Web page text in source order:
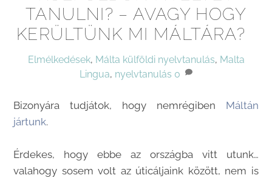
TANULNI? – AVAGY HOGY
KERÜLTÜNK MI MÁLTÁRA?
Elmélkedések, Málta külföldi nyelvtanulás, Malta
Lingua, nyelvtanulás 0
Bizonyára tudjátok, hogy nemrégiben Máltán
jártunk.
Érdekes, hogy ebbe az országba vitt utunk…
valahogy sosem volt az úticáljaink között, nem is